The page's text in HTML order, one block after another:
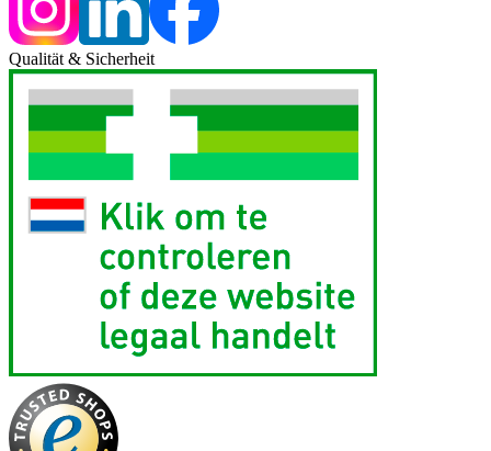
Qualität & Sicherheit